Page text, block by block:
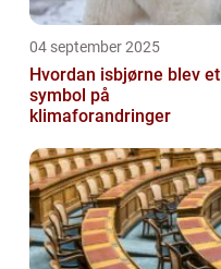
04 september 2025
Hvordan isbjørne blev et
symbol på
klimaforandringer